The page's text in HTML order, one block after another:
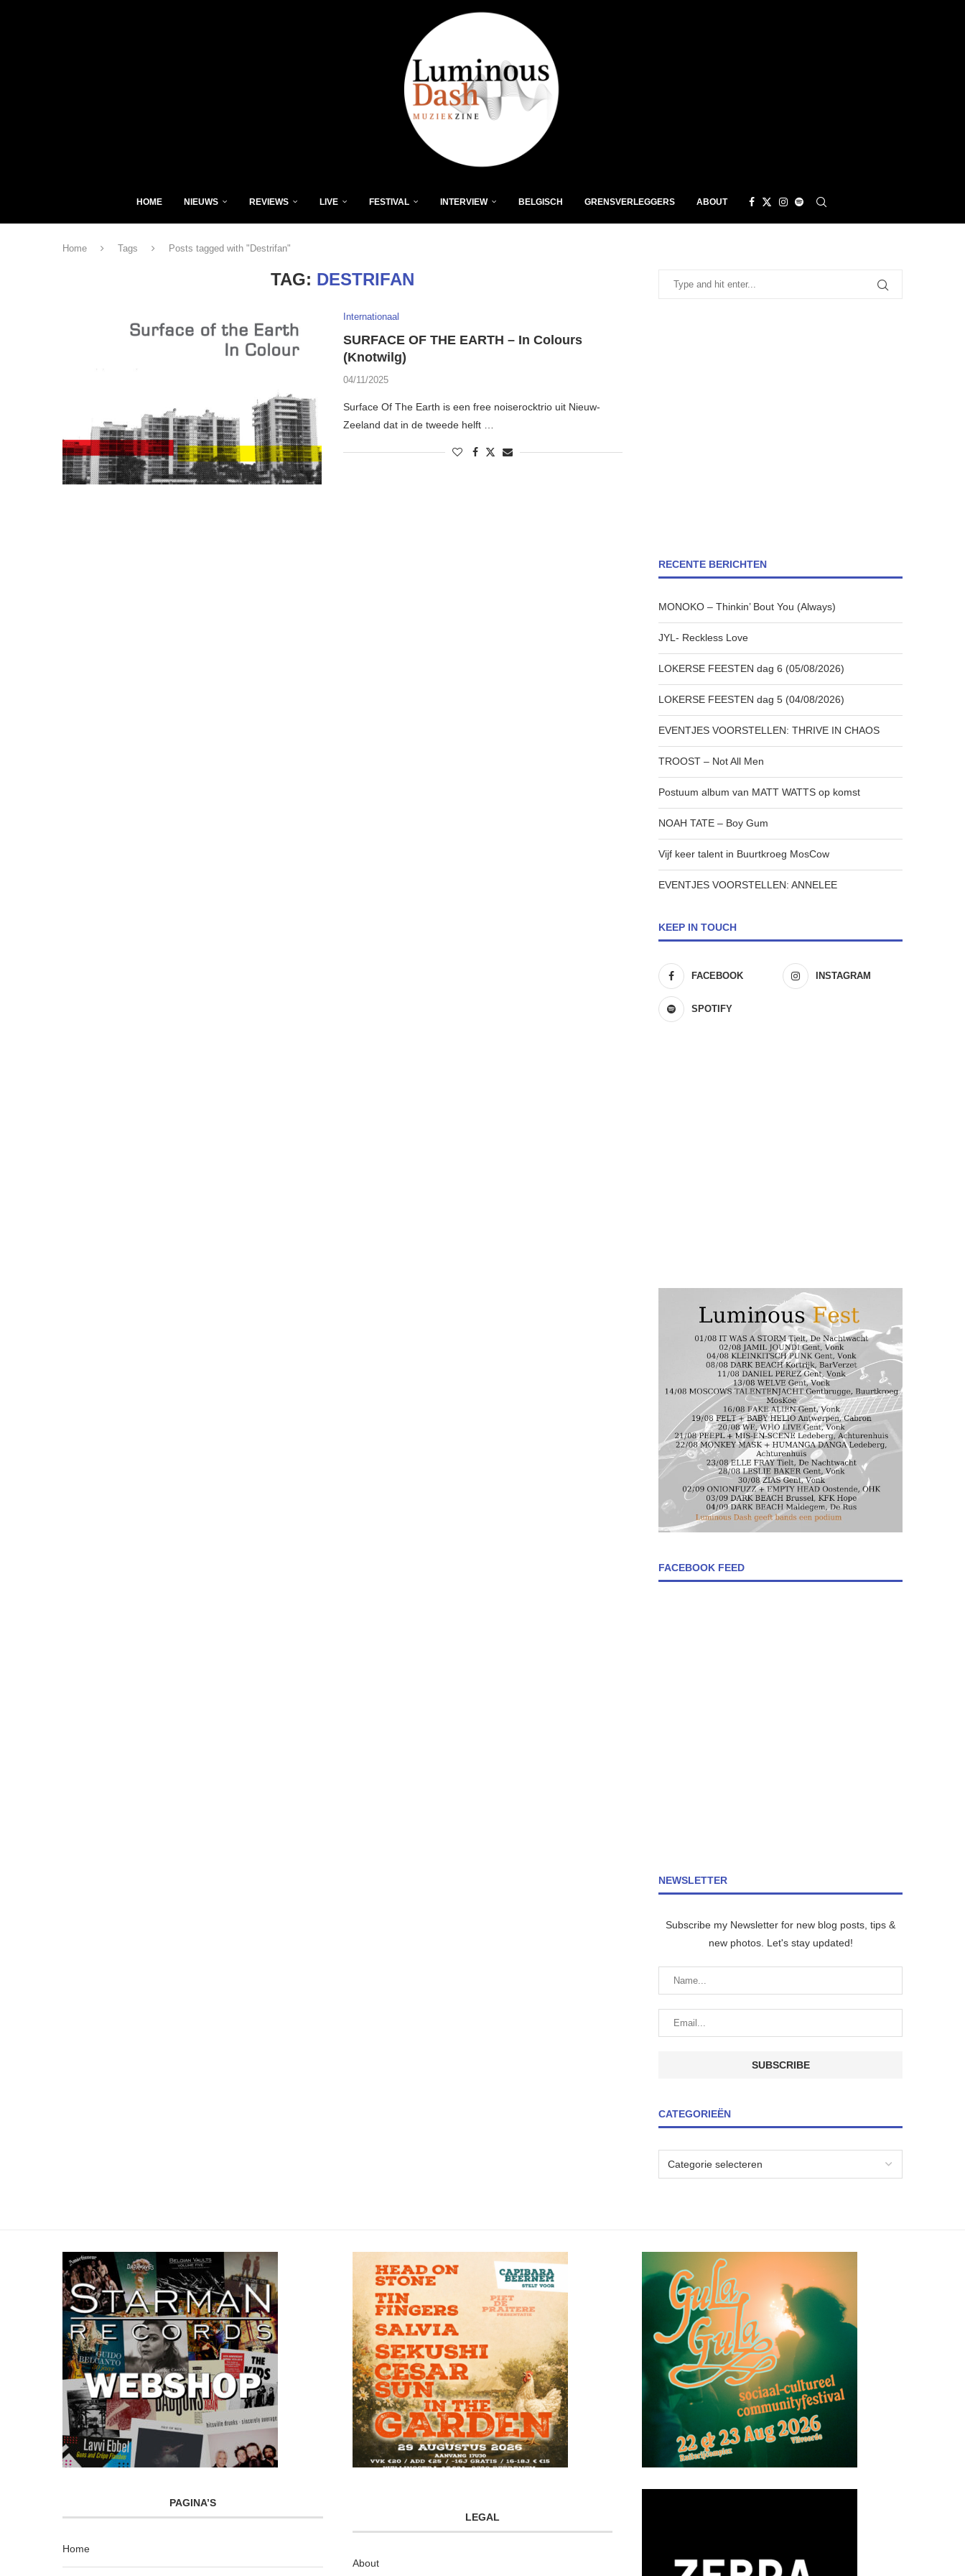
HOME NIEUWS REVIEWS LIVE FESTIVAL INTERVIEW BELGISCH GRENSVERLEGGERS ABOUT
Home Tags Posts tagged with "Destrifan"
TAG: DESTRIFAN
Internationaal
SURFACE OF THE EARTH – In Colours
(Knotwilg)
04/11/2025
Surface Of The Earth is een free noiserocktrio uit Nieuw-
Zeeland dat in de tweede helft …
RECENTE BERICHTEN
MONOKO – Thinkin’ Bout You (Always)
JYL- Reckless Love
LOKERSE FEESTEN dag 6 (05/08/2026)
LOKERSE FEESTEN dag 5 (04/08/2026)
EVENTJES VOORSTELLEN: THRIVE IN CHAOS
TROOST – Not All Men
Postuum album van MATT WATTS op komst
NOAH TATE – Boy Gum
Vijf keer talent in Buurtkroeg MosCow
EVENTJES VOORSTELLEN: ANNELEE
KEEP IN TOUCH
FACEBOOK INSTAGRAM
SPOTIFY
FACEBOOK FEED
NEWSLETTER
Subscribe my Newsletter for new blog posts, tips &
new photos. Let's stay updated!
CATEGORIEËN
PAGINA’S
Home
LEGAL
About